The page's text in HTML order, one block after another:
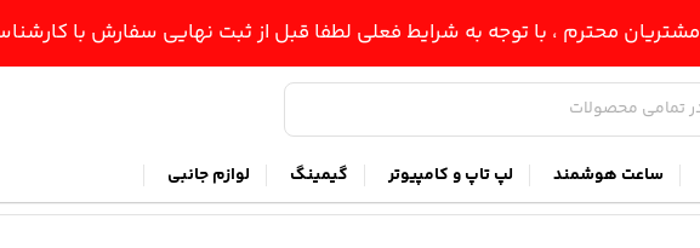
مشتریان محترم ، با توجه به شرایط فعلی لطفا قبل از ثبت نهایی سفارش با
ساعت هوشمند لپ تاپ و کامپیوتر گیمینگ لوازم جانبی